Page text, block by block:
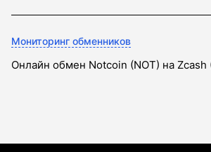
Мониторинг обменников
Онлайн обмен Notcoin (NOT) на Zcash